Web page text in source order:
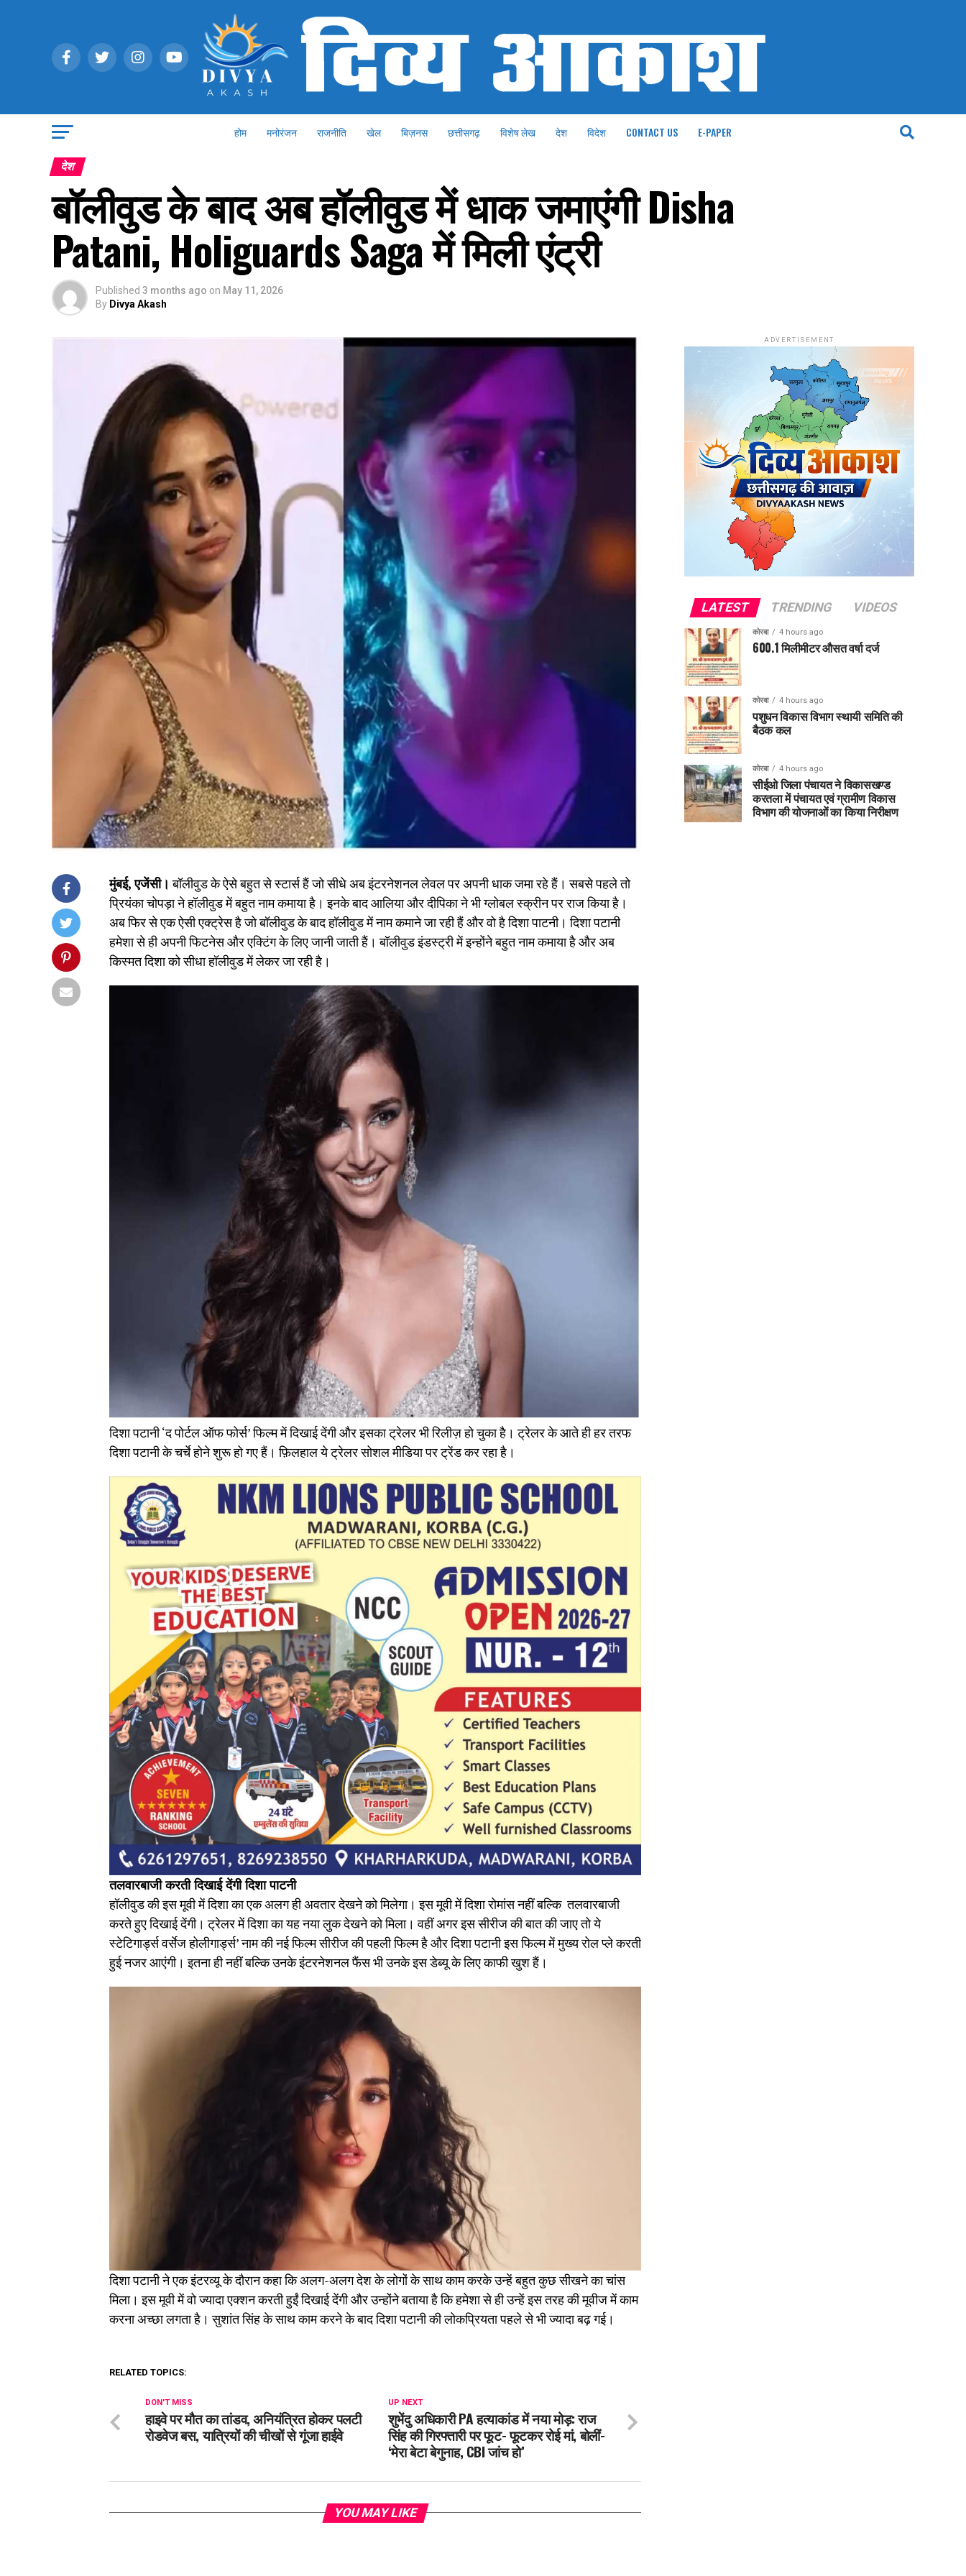
होम मनोरंजन राजनीति खेल बिज़नस छत्तीसगढ़ विशेष लेख देश विदेश CONTACT US E-PAPER
देश
बॉलीवुड के बाद अब हॉलीवुड में धाक जमाएंगी Disha
Patani, Holiguards Saga में मिली एंट्री
Published 3 months ago on May 11, 2026
By Divya Akash
मुंबई, एजेंसी। बॉलीवुड के ऐसे बहुत से स्टार्स हैं जो सीधे अब इंटरनेशनल लेवल पर अपनी धाक जमा रहे हैं। सबसे पहले तो
प्रियंका चोपड़ा ने हॉलीवुड में बहुत नाम कमाया है। इनके बाद आलिया और दीपिका ने भी ग्लोबल स्क्रीन पर राज किया है।
अब फिर से एक ऐसी एक्ट्रेस है जो बॉलीवुड के बाद हॉलीवुड में नाम कमाने जा रही हैं और वो है दिशा पाटनी। दिशा पटानी
हमेशा से ही अपनी फिटनेस और एक्टिंग के लिए जानी जाती हैं। बॉलीवुड इंडस्ट्री में इन्होंने बहुत नाम कमाया है और अब
किस्मत दिशा को सीधा हॉलीवुड में लेकर जा रही है।
दिशा पटानी ‘द पोर्टल ऑफ फोर्स’ फिल्म में दिखाई देंगी और इसका ट्रेलर भी रिलीज़ हो चुका है। ट्रेलर के आते ही हर तरफ
दिशा पटानी के चर्चे होने शुरू हो गए हैं। फ़िलहाल ये ट्रेलर सोशल मीडिया पर ट्रेंड कर रहा है।
तलवारबाजी करती दिखाई देंगी दिशा पाटनी
हॉलीवुड की इस मूवी में दिशा का एक अलग ही अवतार देखने को मिलेगा। इस मूवी में दिशा रोमांस नहीं बल्कि तलवारबाजी
करते हुए दिखाई देंगी। ट्रेलर में दिशा का यह नया लुक देखने को मिला। वहीं अगर इस सीरीज की बात की जाए तो ये
स्टेटिगार्ड्स वर्सेज होलीगार्ड्स’ नाम की नई फिल्म सीरीज की पहली फिल्म है और दिशा पटानी इस फिल्म में मुख्य रोल प्ले करती
हुई नजर आएंगी। इतना ही नहीं बल्कि उनके इंटरनेशनल फैंस भी उनके इस डेब्यू के लिए काफी खुश हैं।
दिशा पटानी ने एक इंटरव्यू के दौरान कहा कि अलग-अलग देश के लोगों के साथ काम करके उन्हें बहुत कुछ सीखने का चांस
मिला। इस मूवी में वो ज्यादा एक्शन करती हुईं दिखाई देंगी और उन्होंने बताया है कि हमेशा से ही उन्हें इस तरह की मूवीज में काम
करना अच्छा लगता है। सुशांत सिंह के साथ काम करने के बाद दिशा पटानी की लोकप्रियता पहले से भी ज्यादा बढ़ गई।
RELATED TOPICS:
UP NEXT
शुभेंदु अधिकारी PA हत्याकांड में नया मोड़: राज
सिंह की गिरफ्तारी पर फूट- फूटकर रोई मां, बोलीं-
‘मेरा बेटा बेगुनाह, CBI जांच हो’
DON'T MISS
हाइवे पर मौत का तांडव, अनियंत्रित होकर पलटी
रोडवेज बस, यात्रियों की चीखों से गूंजा हाईवे
YOU MAY LIKE
ADVERTISEMENT
LATEST TRENDING VIDEOS
कोरबा 4 hours ago
600.1 मिलीमीटर औसत वर्षा दर्ज
कोरबा 4 hours ago
पशुधन विकास विभाग स्थायी समिति की
बैठक कल
कोरबा 4 hours ago
सीईओ जिला पंचायत ने विकासखण्ड
करतला में पंचायत एवं ग्रामीण विकास
विभाग की योजनाओं का किया निरीक्षण